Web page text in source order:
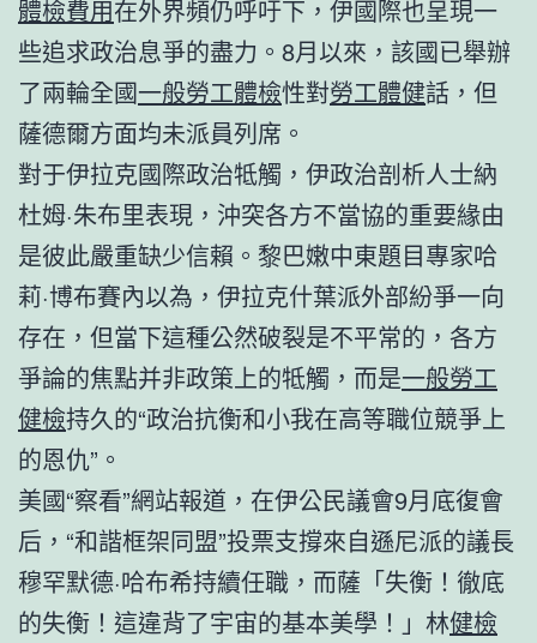
體檢費用在外界頻仍呼吁下，伊國際也呈現一
些追求政治息爭的盡力。8月以來，該國已舉辦
了兩輪全國一般勞工體檢性對勞工體健話，但
薩德爾方面均未派員列席。
對于伊拉克國際政治牴觸，伊政治剖析人士納
杜姆·朱布里表現，沖突各方不當協的重要緣由
是彼此嚴重缺少信賴。黎巴嫩中東題目專家哈
莉·博布賽內以為，伊拉克什葉派外部紛爭一向
存在，但當下這種公然破裂是不平常的，各方
爭論的焦點并非政策上的牴觸，而是一般勞工
健檢持久的“政治抗衡和小我在高等職位競爭上
的恩仇”。
美國“察看”網站報道，在伊公民議會9月底復會
后，“和諧框架同盟”投票支撐來自遜尼派的議長
穆罕默德·哈布希持續任職，而薩「失衡！徹底
的失衡！這違背了宇宙的基本美學！」林健檢